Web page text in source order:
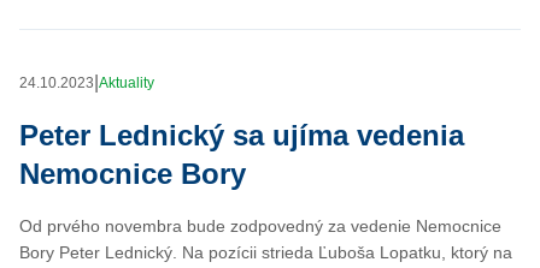
24.10.2023 Aktuality
Peter Lednický sa ujíma vedenia
Nemocnice Bory
Od prvého novembra bude zodpovedný za vedenie Nemocnice
Bory Peter Lednický. Na pozícii strieda Ľuboša Lopatku, ktorý na